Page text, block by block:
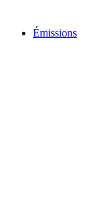
Émissions